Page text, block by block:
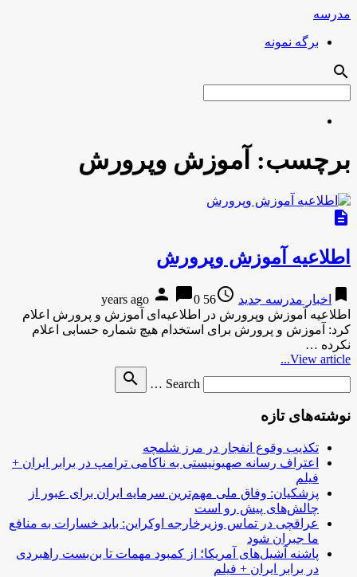
مدرسه
برگه نمونه
search
برچسب: آموزش وپرورش
description
اطلاعیه آموزش وپرورش
bookmark اخبار مدرسه جدید access_time
56 years ago
person chat_bubble0
اطلاعیه آموزش وپرورش در اطلاعیه‌ای آموزش و پرورش اعلام
کرد: آموزش و پرورش برای استخدام هیچ شماره حسابی اعلام
نکرده …
View article...
Search …
search
نوشته‌های تازه
تکذیب وقوع انفجار در مرز شلمچه
اعتراف رسانه صهیونیستی به ناکامی ترامپ در برابر ایران +
فیلم
پزشکیان: وفاق ملی مهم‌ترین سرمایه ایران برای عبور از
چالش‌های پیش رو است
عراقچی در تماس وزیرخارجه اوکراین: باید خسارات به منافع
ما جبران شود
پاشنه آشیل‌های آمریکا؛ از کمبود مهمات تا بن‌بست راهبردی
در برابر ایران + فیلم